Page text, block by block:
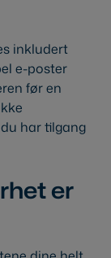
inkludert
e-poster
før en
har tilgang
er